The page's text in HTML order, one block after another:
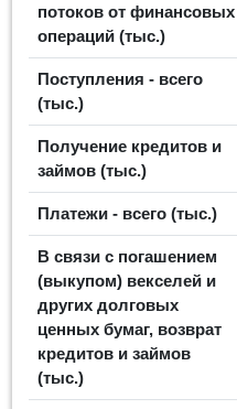
потоков от финансовых
операций (тыс.)
Поступления - всего
(тыс.)
Получение кредитов и
займов (тыс.)
Платежи - всего (тыс.)
В связи с погашением
(выкупом) векселей и
других долговых
ценных бумаг, возврат
кредитов и займов
(тыс.)